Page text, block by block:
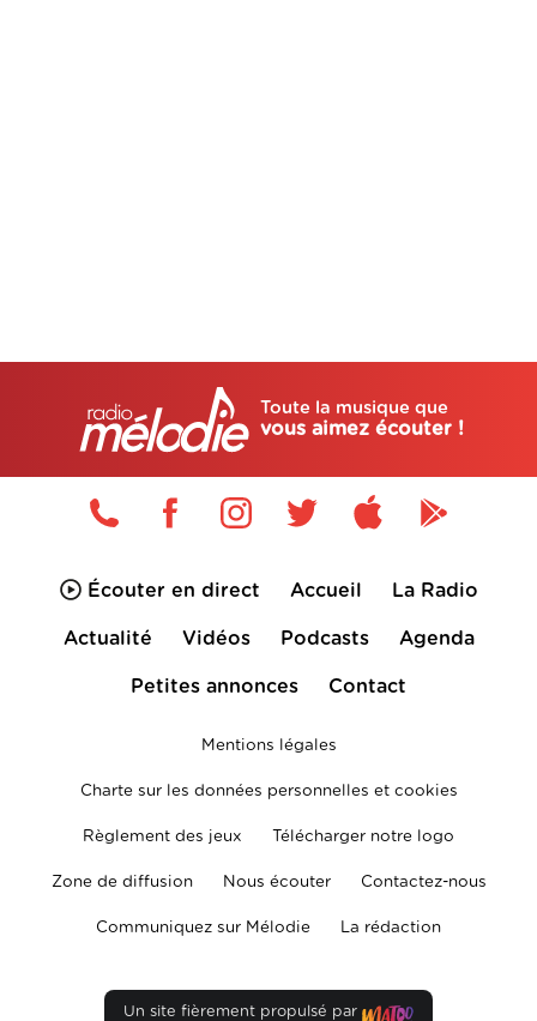
Toute la musique que
vous aimez écouter !
Écouter en direct Accueil La Radio
Actualité Vidéos Podcasts Agenda
Petites annonces Contact
Mentions légales
Charte sur les données personnelles et cookies
Règlement des jeux Télécharger notre logo
Zone de diffusion Nous écouter Contactez-nous
Communiquez sur Mélodie La rédaction
Un site fièrement propulsé par